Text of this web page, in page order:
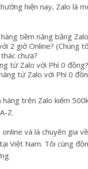
hiện nay, Zalo là
tiềm năng bằng
2 giờ Online? (Chúng
chưa?
từ Zalo với Phí 0 đồng?
từ Zalo với Phí 0
trên Zalo kiếm
Z.
và là chuyên gia
Việt Nam. Tôi cùng